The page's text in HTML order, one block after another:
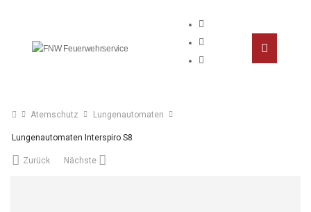
Atemschutz Lungenautomaten
Lungenautomaten Interspiro S8
Zurück Nächste